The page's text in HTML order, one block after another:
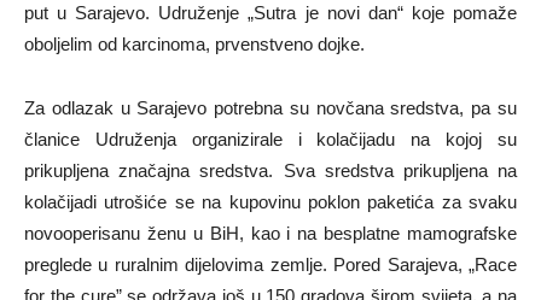
put u Sarajevo. Udruženje „Sutra je novi dan“ koje pomaže
oboljelim od karcinoma, prvenstveno dojke.
Za odlazak u Sarajevo potrebna su novčana sredstva, pa su
članice Udruženja organizirale i kolačijadu na kojoj su
prikupljena značajna sredstva. Sva sredstva prikupljena na
kolačijadi utrošiće se na kupovinu poklon paketića za svaku
novooperisanu ženu u BiH, kao i na besplatne mamografske
preglede u ruralnim dijelovima zemlje. Pored Sarajeva, „Race
for the cure” se održava još u 150 gradova širom svijeta, a na